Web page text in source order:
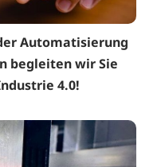
Automatisierung
begleiten wir Sie
4.0!